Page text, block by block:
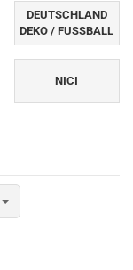
DEUTSCHLAND
DEKO / FUSSBALL
NICI